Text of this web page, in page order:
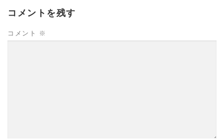
コメントを残す
コメント ※